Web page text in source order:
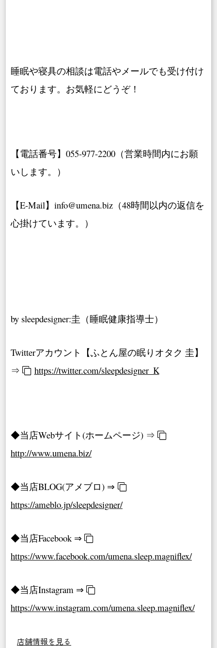
睡眠や寝具の相談は電話やメールでも受け付け
ております。お気軽にどうぞ！
【電話番号】055-977-2200（営業時間内にお願
いします。）
【E-Mail】info@umena.biz（48時間以内の返信を
心掛けています。）
by sleepdesigner:圭（睡眠健康指導士）
Twitterアカウント【ふとん屋の眠りオタク 圭】
⇒
https://twitter.com/sleepdesigner_K
◆当店Webサイト(ホームページ) ⇒
http://www.umena.biz/
◆当店BLOG(アメブロ) ⇒
https://ameblo.jp/sleepdesigner/
◆当店Facebook ⇒
https://www.facebook.com/umena.sleep.magniflex/
◆当店Instagram ⇒
https://www.instagram.com/umena.sleep.magniflex/
店舗情報を見る